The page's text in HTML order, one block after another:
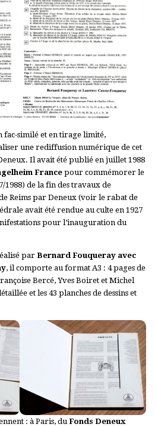
fac-similé et en tirage limité,
une rediffusion numérique de cet
Il avait été publié en juillet 1988
France pour commémorer le
1988) de la fin des travaux de
Reims par Deneux (voir le rabat de
avait été rendue au culte en 1927
pour l’inauguration du
parBernard Fouqueray avec
, il comporte au format A3 : 4 pages de
Bercé, Yves Boiret et Michel
et les 43 planches de dessins et
: à Paris, duFonds Deneux